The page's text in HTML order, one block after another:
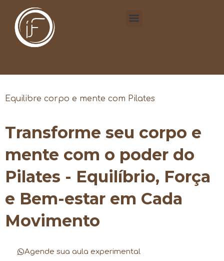
Equilibre corpo e mente com Pilates
Transforme seu corpo e
mente com o poder do
Pilates - Equilíbrio, Força
e Bem-estar em Cada
Movimento
Agende sua aula experimental